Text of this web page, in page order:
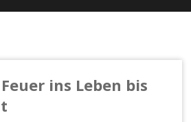
ins Leben bis